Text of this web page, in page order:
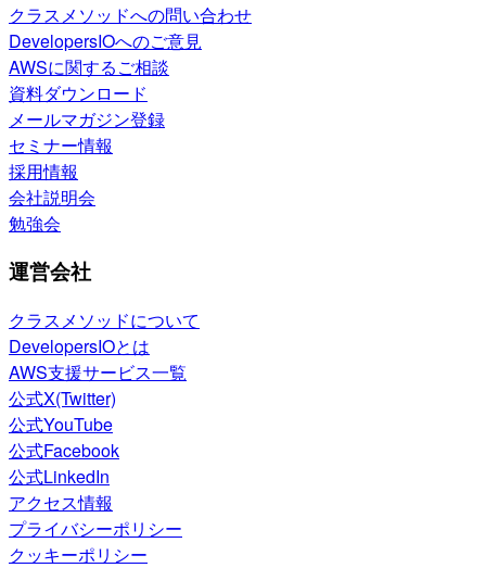
クラスメソッドへの問い合わせ
DevelopersIOへのご意見
AWSに関するご相談
資料ダウンロード
メールマガジン登録
セミナー情報
採用情報
会社説明会
勉強会
運営会社
クラスメソッドについて
DevelopersIOとは
AWS支援サービス一覧
公式X(Twitter)
公式YouTube
公式Facebook
公式LinkedIn
アクセス情報
プライバシーポリシー
クッキーポリシー